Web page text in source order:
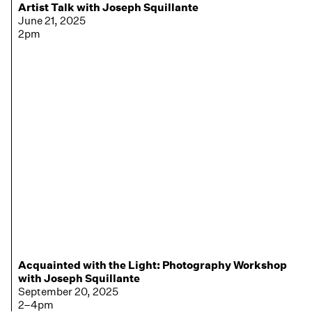
Artist Talk with Joseph Squillante
June 21, 2025
2pm
Acquainted with the Light: Photography Workshop
with Joseph Squillante
September 20, 2025
2–4pm